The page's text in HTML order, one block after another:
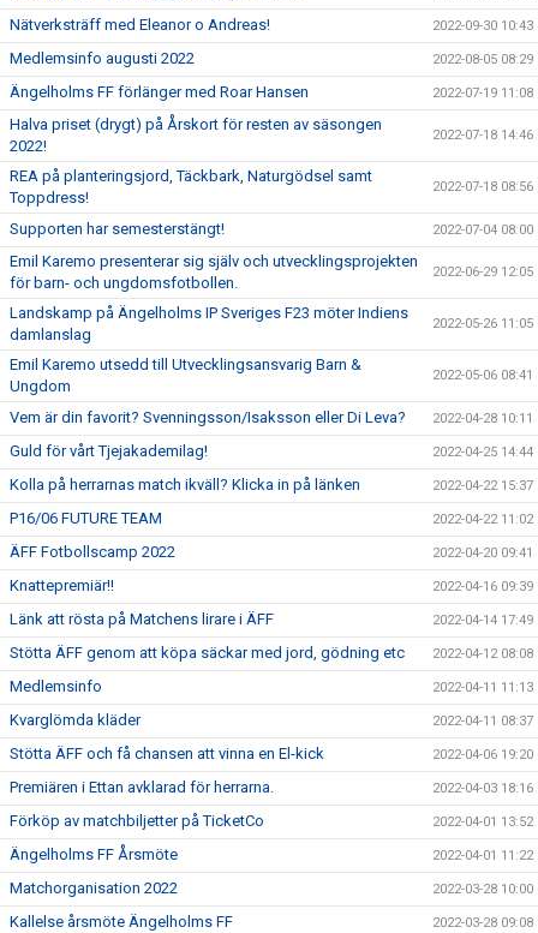
Nätverksträff med Eleanor o Andreas! 2022-09-30 10:43
Medlemsinfo augusti 2022 2022-08-05 08:29
Ängelholms FF förlänger med Roar Hansen 2022-07-19 11:08
Halva priset (drygt) på Årskort för resten av säsongen
2022!
2022-07-18 14:46
REA på planteringsjord, Täckbark, Naturgödsel samt
Toppdress!
2022-07-18 08:56
Supporten har semesterstängt! 2022-07-04 08:00
Emil Karemo presenterar sig själv och utvecklingsprojekten
för barn- och ungdomsfotbollen.
2022-06-29 12:05
Landskamp på Ängelholms IP Sveriges F23 möter Indiens
damlanslag
2022-05-26 11:05
Emil Karemo utsedd till Utvecklingsansvarig Barn &
Ungdom
2022-05-06 08:41
Vem är din favorit? Svenningsson/Isaksson eller Di Leva? 2022-04-28 10:11
Guld för vårt Tjejakademilag! 2022-04-25 14:44
Kolla på herrarnas match ikväll? Klicka in på länken 2022-04-22 15:37
P16/06 FUTURE TEAM 2022-04-22 11:02
ÄFF Fotbollscamp 2022 2022-04-20 09:41
Knattepremiär!! 2022-04-16 09:39
Länk att rösta på Matchens lirare i ÄFF 2022-04-14 17:49
Stötta ÄFF genom att köpa säckar med jord, gödning etc 2022-04-12 08:08
Medlemsinfo 2022-04-11 11:13
Kvarglömda kläder 2022-04-11 08:37
Stötta ÄFF och få chansen att vinna en El-kick 2022-04-06 19:20
Premiären i Ettan avklarad för herrarna. 2022-04-03 18:16
Förköp av matchbiljetter på TicketCo 2022-04-01 13:52
Ängelholms FF Årsmöte 2022-04-01 11:22
Matchorganisation 2022 2022-03-28 10:00
Kallelse årsmöte Ängelholms FF 2022-03-28 09:08